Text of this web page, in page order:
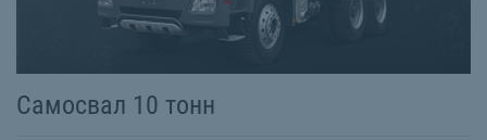
Самосвал 10 тонн